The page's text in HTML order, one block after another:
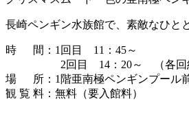
長崎ペンギン水族館で、素敵なひ
時 間：1回目 11：45～
2回目 14：20～ （各回約
場 所：1階亜南極ペンギンプール
観 覧 料：無料（要入館料）